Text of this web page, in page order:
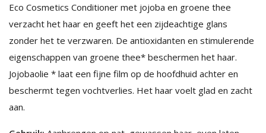
Eco Cosmetics Conditioner met jojoba en groene thee
verzacht het haar en geeft het een zijdeachtige glans
zonder het te verzwaren. De antioxidanten en stimulerende
eigenschappen van groene thee* beschermen het haar.
Jojobaolie * laat een fijne film op de hoofdhuid achter en
beschermt tegen vochtverlies. Het haar voelt glad en zacht
aan.